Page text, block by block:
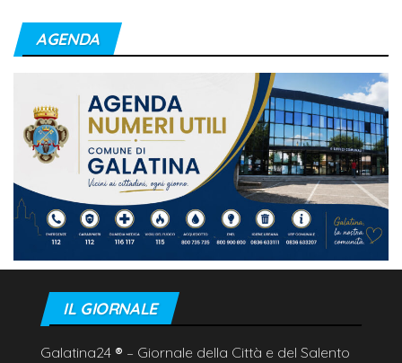
AGENDA
IL GIORNALE
Galatina24 ® – Giornale della Città e del Salento